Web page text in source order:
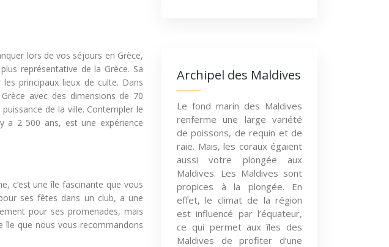
lors de vos séjours en Grèce,
représentative de la Grèce. Sa
principaux lieux de culte. Dans
avec des dimensions de 70
de la ville. Contempler le
a 2 500 ans, est une expérience
c’est une île fascinante que vous
ses fêtes dans un club, a une
pour ses promenades, mais
île que nous vous recommandons
Archipel des Maldives
Le fond marin des Maldives
renferme une large variété
de poissons, de requin et de
raie. Mais, les coraux égaient
aussi votre plongée aux
Maldives. Les Maldives sont
propices à la plongée. En
effet, le climat de la région
est influencé par l’équateur,
ce qui permet aux îles des
Maldives de profiter d’une